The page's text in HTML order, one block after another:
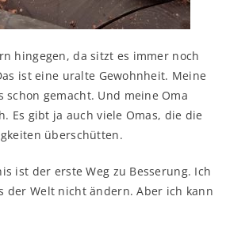
hingegen, da sitzt es immer noch
ist eine uralte Gewohnheit. Meine
schon gemacht. Und meine Oma
Es gibt ja auch viele Omas, die die
überschütten.
ist der erste Weg zu Besserung. Ich
der Welt nicht ändern. Aber ich kann